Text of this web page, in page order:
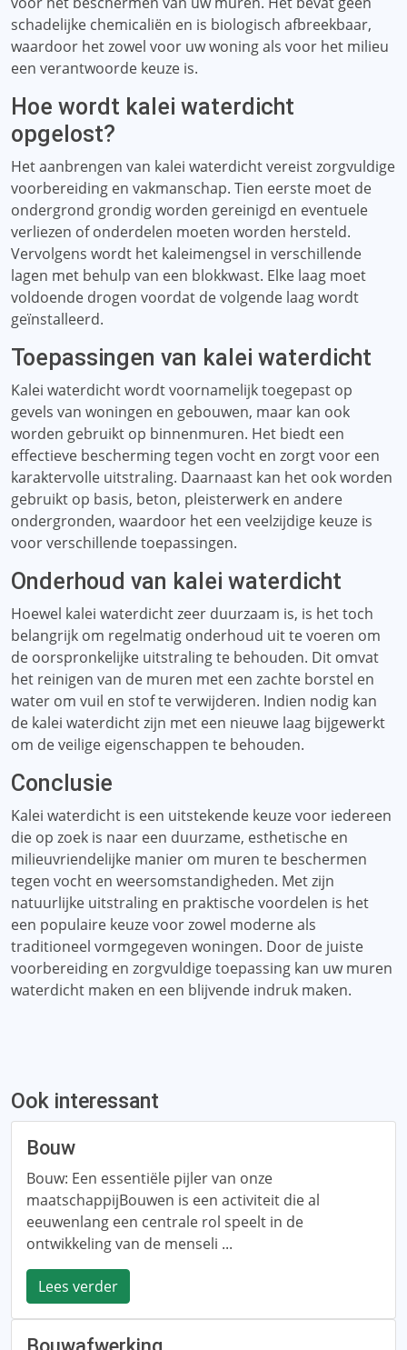
schadelijke chemicaliën en is biologisch afbreekbaar,
waardoor het zowel voor uw woning als voor het milieu
een verantwoorde keuze is.
Hoe wordt kalei waterdicht
opgelost?
Het aanbrengen van kalei waterdicht vereist zorgvuldige
voorbereiding en vakmanschap. Tien eerste moet de
ondergrond grondig worden gereinigd en eventuele
verliezen of onderdelen moeten worden hersteld.
Vervolgens wordt het kaleimengsel in verschillende
lagen met behulp van een blokkwast. Elke laag moet
voldoende drogen voordat de volgende laag wordt
geïnstalleerd.
Toepassingen van kalei waterdicht
Kalei waterdicht wordt voornamelijk toegepast op
gevels van woningen en gebouwen, maar kan ook
worden gebruikt op binnenmuren. Het biedt een
effectieve bescherming tegen vocht en zorgt voor een
karaktervolle uitstraling. Daarnaast kan het ook worden
gebruikt op basis, beton, pleisterwerk en andere
ondergronden, waardoor het een veelzijdige keuze is
voor verschillende toepassingen.
Onderhoud van kalei waterdicht
Hoewel kalei waterdicht zeer duurzaam is, is het toch
belangrijk om regelmatig onderhoud uit te voeren om
de oorspronkelijke uitstraling te behouden. Dit omvat
het reinigen van de muren met een zachte borstel en
water om vuil en stof te verwijderen. Indien nodig kan
de kalei waterdicht zijn met een nieuwe laag bijgewerkt
om de veilige eigenschappen te behouden.
Conclusie
Kalei waterdicht is een uitstekende keuze voor iedereen
die op zoek is naar een duurzame, esthetische en
milieuvriendelijke manier om muren te beschermen
tegen vocht en weersomstandigheden. Met zijn
natuurlijke uitstraling en praktische voordelen is het
een populaire keuze voor zowel moderne als
traditioneel vormgegeven woningen. Door de juiste
voorbereiding en zorgvuldige toepassing kan uw muren
waterdicht maken en een blijvende indruk maken.
Ook interessant
Bouw
Bouw: Een essentiële pijler van onze
maatschappijBouwen is een activiteit die al
eeuwenlang een centrale rol speelt in de
ontwikkeling van de menseli ...
Lees verder